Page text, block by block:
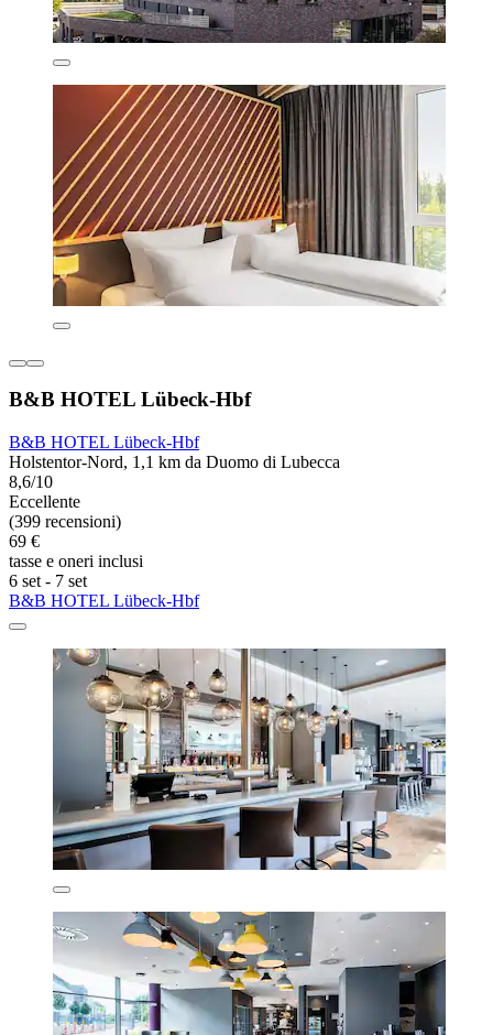
B&B HOTEL Lübeck-Hbf
B&B HOTEL Lübeck-Hbf
Holstentor-Nord, 1,1 km da Duomo di Lubecca
8,6/10
Eccellente
(399 recensioni)
69 €
tasse e oneri inclusi
6 set - 7 set
B&B HOTEL Lübeck-Hbf